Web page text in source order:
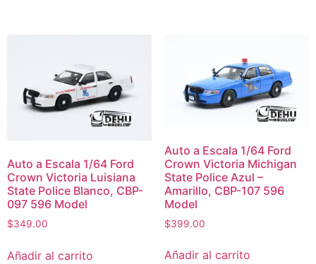
Auto a Escala 1/64 Ford
Crown Victoria Luisiana
State Police Blanco, CBP-
097 596 Model
$349.00
Añadir al carrito
Auto a Escala 1/64 Ford
Crown Victoria Michigan
State Police Azul –
Amarillo, CBP-107 596
Model
$399.00
Añadir al carrito